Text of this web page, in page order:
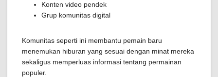
Konten video pendek
Grup komunitas digital
Komunitas seperti ini membantu pemain baru
menemukan hiburan yang sesuai dengan minat mereka
sekaligus memperluas informasi tentang permainan
populer.